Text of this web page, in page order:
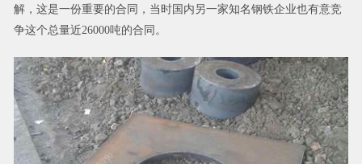
解，这是一份重要的合同，当时国内另一家知名钢铁企业也有意竞
争这个总量近26000吨的合同。